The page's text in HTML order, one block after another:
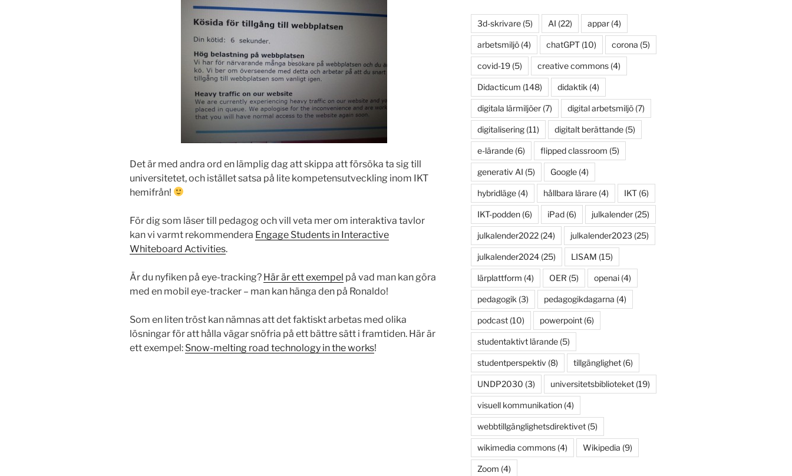
Det är med andra ord en lämplig dag att skippa att försöka ta sig till
universitetet, och istället satsa på lite kompetensutveckling inom IKT
hemifrån!
För dig som läser till pedagog och vill veta mer om interaktiva tavlor
kan vi varmt rekommendera Engage Students in Interactive
Whiteboard Activities.
Är du nyfiken på eye-tracking? Här är ett exempel på vad man kan göra
med en mobil eye-tracker – man kan hänga den på Ronaldo!
Som en liten tröst kan nämnas att det faktiskt arbetas med olika
lösningar för att hålla vägar snöfria på ett bättre sätt i framtiden. Här är
ett exempel: Snow-melting road technology in the works!
3d-skrivare(5) AI (22) appar(4)
arbetsmiljö(4) chatGPT(10) corona (5)
covid-19(5) creative commons(4)
Didacticum (148) didaktik (4)
digitala lärmiljöer(7) digital arbetsmiljö(7)
digitalisering(11) digitalt berättande(5)
e-lärande(6) flipped classroom (5)
generativ AI (5) Google(4)
hybridläge(4) hållbara lärare(4) IKT(6)
IKT-podden(6) iPad(6) julkalender(25)
julkalender2022(24) julkalender2023 (25)
julkalender2024(25) LISAM (15)
lärplattform (4) OER (5) openai(4)
pedagogik (3) pedagogikdagarna (4)
podcast(10) powerpoint(6)
studentaktivt lärande(5)
studentperspektiv (8) tillgänglighet(6)
UNDP2030 (3) universitetsbiblioteket(19)
visuell kommunikation(4)
webbtillgänglighetsdirektivet(5)
wikimedia commons(4) Wikipedia (9)
Zoom (4)